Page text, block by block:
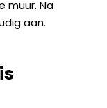
muur. Na
aan.